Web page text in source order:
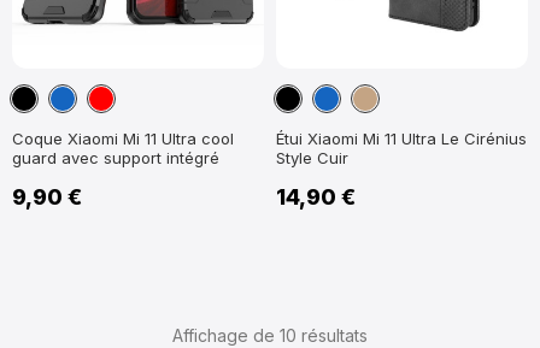
NoirBleuRouge
Coque Xiaomi Mi 11 Ultra cool
guard avec support intégré
9,90 €
NoirBleuMarron
Étui Xiaomi Mi 11 Ultra Le Cirénius
Style Cuir
14,90 €
Affichage de 10 résultats